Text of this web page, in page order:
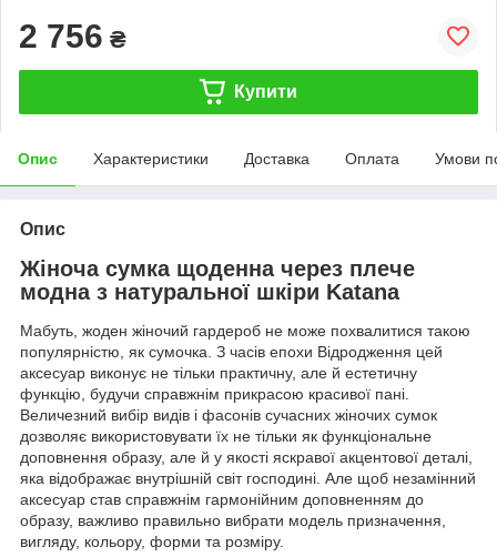
2 756 ₴
Купити
Опис Характеристики Доставка Оплата Умови
Опис
Жіноча сумка щоденна через плече
модна з натуральної шкіри Katana
Мабуть, жоден жіночий гардероб не може похвалитися такою
популярністю, як сумочка. З часів епохи Відродження цей
аксесуар виконує не тільки практичну, але й естетичну
функцію, будучи справжнім прикрасою красивої пані.
Величезний вибір видів і фасонів сучасних жіночих сумок
дозволяє використовувати їх не тільки як функціональне
доповнення образу, але й у якості яскравої акцентової деталі,
яка відображає внутрішній світ господині. Але щоб незамінний
аксесуар став справжнім гармонійним доповненням до
образу, важливо правильно вибрати модель призначення,
вигляду, кольору, форми та розміру.